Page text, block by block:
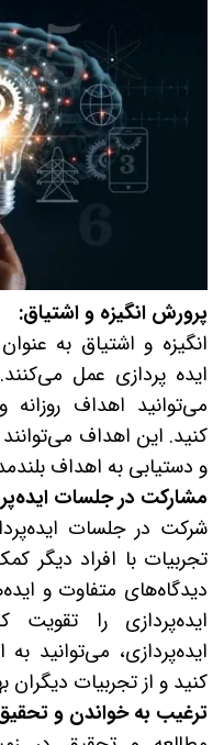
پرورش انگیزه و اشتیاق:
انگیزه و اشتیاق به
ایده پردازی عمل
می‌توانید اهداف
کنید. این اهداف می‌توانند
و دستیابی به اهداف
مشارکت در جلسات
شرکت در جلسات
تجربیات با افراد دیگر
دیدگاه‌های متفاوت و
ایده‌پردازی را
ایده‌پردازی، می‌توانید
کنید و از تجربیات دیگران
ترغیب به خواندن و